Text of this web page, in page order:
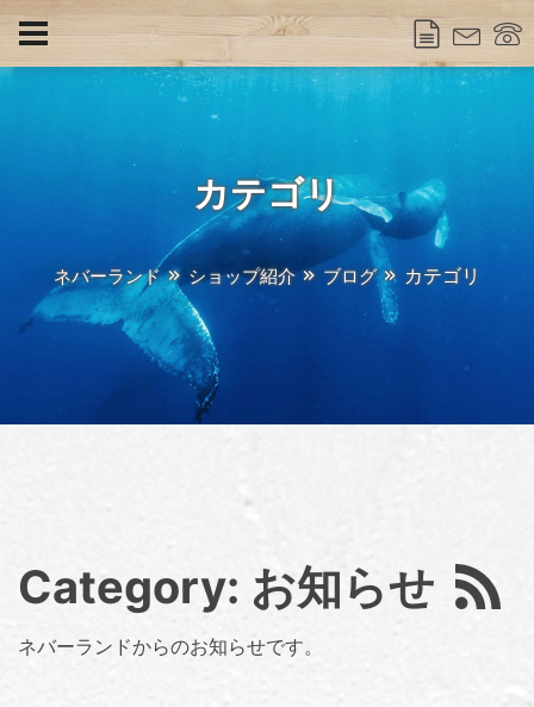
カテゴリ
ネバーランド ショップ紹介 ブログ カテゴリ
Category: お知らせ
ネバーランドからのお知らせです。